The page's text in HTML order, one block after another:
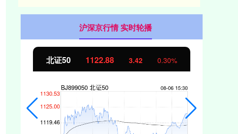
沪深京行情 实时轮播
北证50 1122.88 3.42 0.30%